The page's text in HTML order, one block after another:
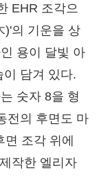
EHR 조각으
)'의 기운을 상
용이 달빛 아
담겨 있다.
숫자 8을 형
전의 후면도 마
조각 위에
작한 엘리자